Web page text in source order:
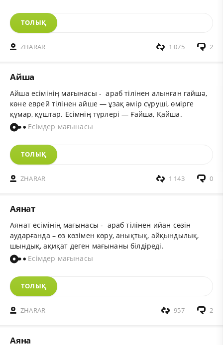
ТОЛЫҚ
ZHARAR 2
1 075
Айша
Айша есімінің мағынасы - араб тілінен алынған гайшә,
көне еврей тілінен айше — ұзақ әмір сүруші, өмірге
құмар, құштар. Есімнің түрлері — Ғайша, Қайша.
Есімдер мағынасы
ТОЛЫҚ
ZHARAR 0
1 143
Аянат
Аянат есімінің мағынасы - араб тілінен ийан сөзін
аударғанда – өз көзімен көру, анықтық, айқындылық,
шындық, ақиқат деген мағынаны білдіреді.
Есімдер мағынасы
ТОЛЫҚ
ZHARAR 2
957
Аяна